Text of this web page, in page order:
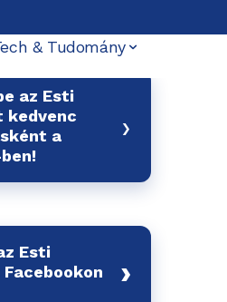
& Tudomány
az Esti
kedvenc
a
›
Esti
›